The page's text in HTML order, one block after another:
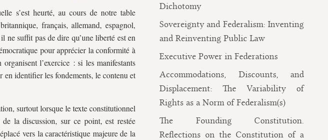
s’est heurté, au cours de notre table
français, allemand, espagnol,
ne suffit pas de dire qu’une liberté est en
pour apprécier la conformité à
organisent l’exercice : si les manifestants
identifier les fondements, le contenu et
surtout lorsque le texte constitutionnel
la discussion, sur ce point, est restée
vers la caractéristique majeure de la
Dichotomy
Sovereignty and Federalism: Inventing
and Reinventing Public Law
Executive Power in Federations
Accommodations, Discounts, and
Displacement: The Variability of
Rights as a Norm of Federalism(s)
The Founding Constitution.
Reflections on the Constitution of a